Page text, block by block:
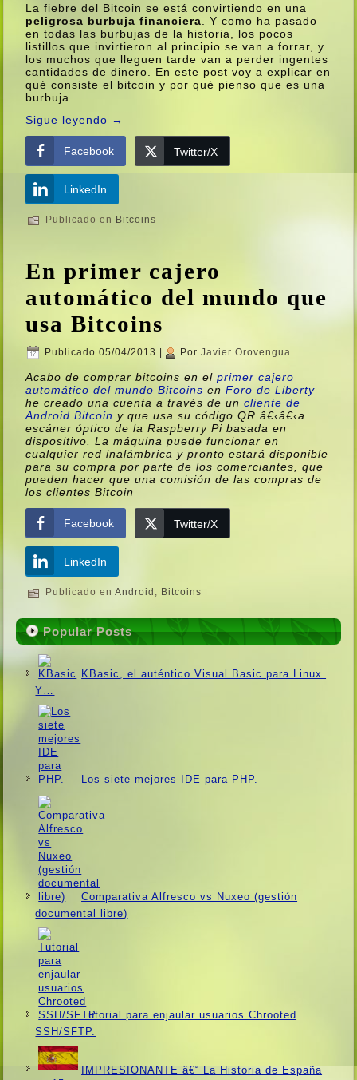
La fiebre del Bitcoin se está convirtiendo en una
peligrosa burbuja financiera . Y como ha pasado
en todas las burbujas de la historia, los pocos
listillos que invirtieron al principio se van a forrar, y
los muchos que lleguen tarde van a perder ingentes
cantidades de dinero. En este post voy a explicar en
qué consiste el bitcoin y por qué pienso que es una
burbuja.
Sigue leyendo →
Facebook Twitter/X
LinkedIn
Publicado en Bitcoins
En primer cajero
automático del mundo que
usa Bitcoins
Publicado 05/04/2013 Por Javier Orovengua
Acabo de comprar bitcoins en elprimer cajero
automático del mundo Bitcoins enForo de Liberty
he creado una cuenta a través de uncliente de
Android Bitcoin y que usa su código QR â€‹â€‹a
escáner óptico de la Raspberry Pi basada en
dispositivo. La máquina puede funcionar en
cualquier red inalámbrica y pronto estará disponible
para su compra por parte de los comerciantes, que
pueden hacer que una comisión de las compras de
los clientes Bitcoin
Facebook Twitter/X
LinkedIn
Publicado en Android , Bitcoins
Popular Posts
KBasic, el auténtico Visual Basic para Linux.
Y…
Los siete mejores IDE para PHP.
Comparativa Alfresco vs Nuxeo (gestión
documental libre)
Tutorial para enjaular usuarios Chrooted
SSH/SFTP.
IMPRESIONANTE â€“ La Historia de España